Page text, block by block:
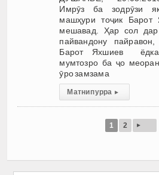
Имрӯз ба зодрӯзи
машҳури тоҷик
мешавад. Ҳар сол
пайвандону
Барот Яхшиев
мумтозро ба ҷо
ӯро замзама
Матни пурра ▸
1 2 ▸